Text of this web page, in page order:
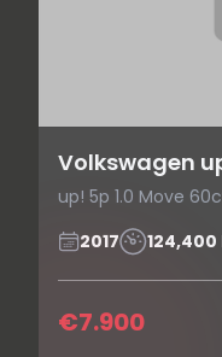
Volkswagen
up! 5p 1.0 Move
2017
€7.900